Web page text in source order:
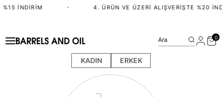
İNDIRIM • 4. ÜRÜN VE ÜZERI ALIŞVERIŞTE %20
KADIN ERKEK
Ara 0